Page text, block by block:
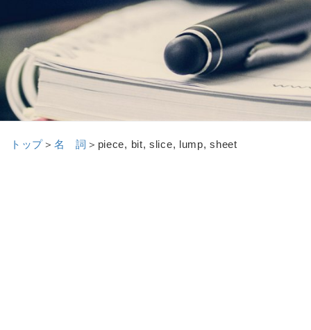
トップ＞ 名 詞 ＞ piece, bit, slice, lump, sheet